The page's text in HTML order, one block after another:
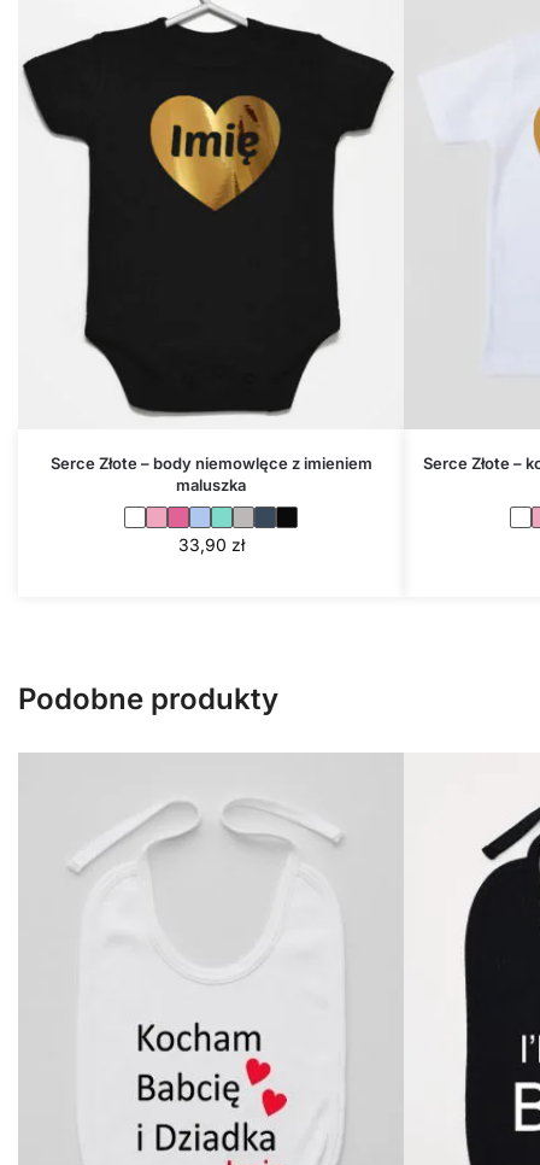
Serce Złote – body niemowlęce z imieniem
maluszka
33,90 zł
Serce Złote –
Podobne produkty